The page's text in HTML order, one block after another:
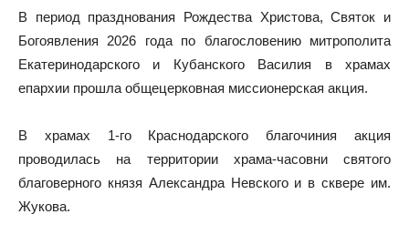
В период празднования Рождества Христова, Святок и
Богоявления 2026 года по благословению митрополита
Екатеринодарского и Кубанского Василия в храмах
епархии прошла общецерковная миссионерская акция.
В храмах 1-го Краснодарского благочиния акция
проводилась на территории храма-часовни святого
благоверного князя Александра Невского и в сквере им.
Жукова.